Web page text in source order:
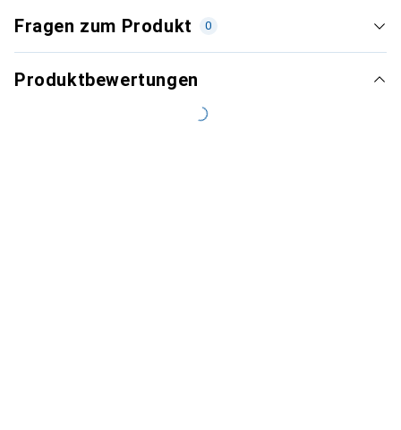
Fragen zum Produkt 0
Produktbewertungen